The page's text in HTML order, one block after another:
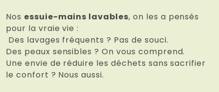
Nos essuie-mains lavables, on les a pensés
pour la vraie vie :
Des lavages fréquents ? Pas de souci.
Des peaux sensibles ? On vous comprend.
Une envie de réduire les déchets sans sacrifier
le confort ? Nous aussi.